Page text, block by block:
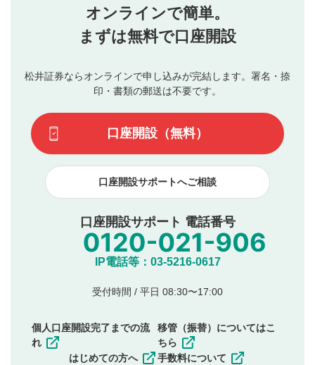
投稿するボタン
星で評価をすると投稿できます。（お名前とコメント
3
動画の評価
です）
行ってください。
当社は、利用者同士、もしくは利用者と第三者間のトラ
ブルによって生じた損害に対して一切の責任を負いませ
評価およびコメントは当社にて審査のうえ、掲載となり
ます。掲載されるまでに日数がかかる場合や掲載されない
てはお答えできません。各動画コンテンツへの掲載をもっ
て結果のご連絡といたします。ご了承ください。
下記の項目に該当すると判断された投稿内容は、掲載を
見合わせる場合がございます。
本動画コンテンツとは無関係の内容の投稿
他者への誹謗中傷や差別的表現投稿
公序良俗に反する内容の投稿
氏名、住所、電話番号など個人を特定できる情報の
他のサイトへの誘導や営利目的、広告・宣伝を目
他者の権利（商標、著作権、その他の知的財産
その他当社が不適切と判断した投稿
一度投稿した評価およびコメントの変更・削除はできま
オンラインで簡単。
まずは無料で口座開設
松井証券ならオンラインで申し込みが完結します。署名・捺
印・書類の郵送は不要です。
口座開設（無料）
口座開設サポートへご相談
口座開設サポート 電話番号
IP電話等：03-5216-0617
受付時間 / 平日 08:30〜17:00
個人口座開設完了までの流
れ
はじめての方へ
移管（振替）についてはこ
ちら
手数料について